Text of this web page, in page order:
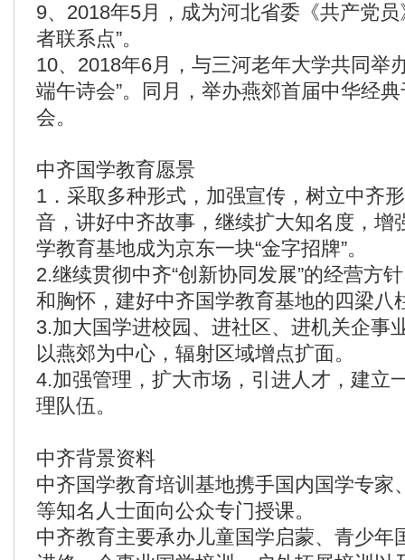
9、2018年5月，成为河北省委《共产党员
者联系点”。
10、2018年6月，与三河老年大学共同举
端午诗会”。同月，举办燕郊首届中华经
会。
中齐国学教育愿景
1．采取多种形式，加强宣传，树立中齐
音，讲好中齐故事，继续扩大知名度，增
学教育基地成为京东一块“金字招牌”。
2.继续贯彻中齐“创新协同发展”的经营方
和胸怀，建好中齐国学教育基地的四梁八
3.加大国学进校园、进社区、进机关企事
以燕郊为中心，辐射区域增点扩面。
4.加强管理，扩大市场，引进人才，建立
理队伍。
中齐背景资料
中齐国学教育培训基地携手国内国学专家
等知名人士面向公众专门授课。
中齐教育主要承办儿童国学启蒙、青少年